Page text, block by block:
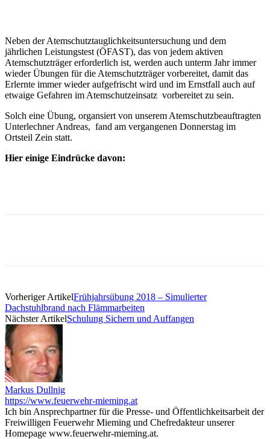
Neben der Atemschutztauglichkeitsuntersuchung und dem
jährlichen Leistungstest (ÖFAST), das von jedem aktiven
Atemschutzträger erforderlich ist, werden auch unterm Jahr immer
wieder Übungen für die Atemschutzträger vorbereitet, damit das
Erlernte immer wieder aufgefrischt wird und im Ernstfall auch auf
etwaige Gefahren im Atemschutzeinsatz vorbereitet zu sein.
Solch eine Übung, organsiert von unserem Atemschutzbeauftragten
Unterlechner Andreas, fand am vergangenen Donnerstag im
Ortsteil Zein statt.
Hier einige Eindrücke davon:
Vorheriger ArtikelFrühjahrsübung 2018 – Simulierter
Dachstuhlbrand nach Flämmarbeiten
Nächster ArtikelSchulung Sichern und Auffangen
Markus Dullnig
https://www.feuerwehr-mieming.at
Ich bin Ansprechpartner für die Presse- und Öffentlichkeitsarbeit der
Freiwilligen Feuerwehr Mieming und Chefredakteur unserer
Homepage www.feuerwehr-mieming.at.